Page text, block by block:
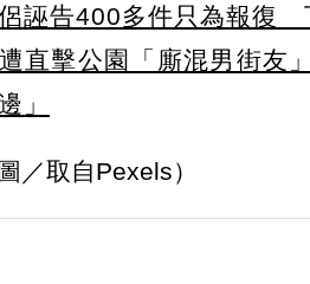
誣告400多件只為報復
直擊公園「廝混男街友
」
／取自Pexels）